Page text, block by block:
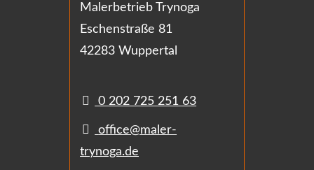
Malerbetrieb Trynoga
Eschenstraße 81
42283 Wuppertal
0 202 725 251 63
office@maler-
trynoga.de